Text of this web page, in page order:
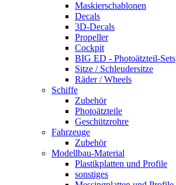
Maskierschablonen
Decals
3D-Decals
Propeller
Cockpit
BIG ED - Photoätzteil-Sets
Sitze / Schleudersitze
Räder / Wheels
Schiffe
Zubehör
Photoätzteile
Geschützrohre
Fahrzeuge
Zubehör
Modellbau-Material
Plastikplatten und Profile
sonstiges